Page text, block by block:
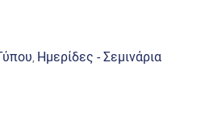
‚ Ημερίδες - Σεμινάρια